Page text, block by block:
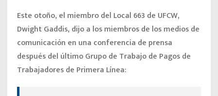
Este otoño, el miembro del Local 663 de UFCW,
Dwight Gaddis, dijo a los miembros de los medios de
comunicación en una conferencia de prensa
después del último Grupo de Trabajo de Pagos de
Trabajadores de Primera Línea: